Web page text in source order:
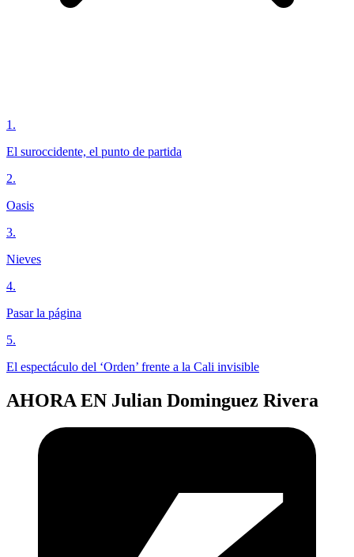
1 .
El suroccidente, el punto de partida
2.
Oasis
3.
Nieves
4.
Pasar la página
5.
El espectáculo del ‘Orden’ frente a la Cali invisible
AHORA EN Julian Dominguez Rivera